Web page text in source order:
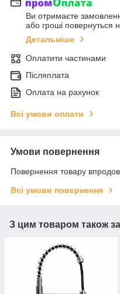
Ви отримаєте
або гроші повернуться
Детальніше
Оплатити частинами
Післяплата
Оплата на рахунок
Всі умови оплати
Умови повернення
Повернення товару
Всі умови повернення
З цим товаром також